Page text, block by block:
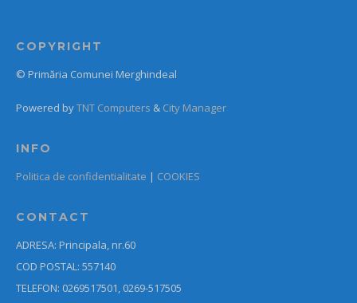
COPYRIGHT
© Primăria Comunei Merghindeal
Powered byTNT Computers & City Manager
INFO
Politica de confidentialitate | COOKIES
CONTACT
ADRESA: Principala, nr.60
COD POSTAL: 557140
TELEFON: 0269517501, 0269-517505